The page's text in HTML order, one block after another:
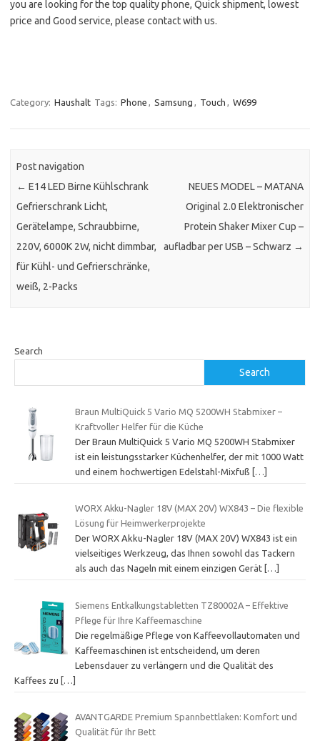
you are looking for the top quality phone, Quick shipment, lowest
price and Good service, please contact with us.
Category: Haushalt Tags: Phone , Samsung , Touch , W699
Post navigation
← E14 LED Birne Kühlschrank
Gefrierschrank Licht,
Gerätelampe, Schraubbirne,
220V, 6000K 2W, nicht dimmbar,
für Kühl- und Gefrierschränke,
weiß, 2-Packs
NEUES MODEL – MATANA
Original 2.0 Elektronischer
Protein Shaker Mixer Cup –
aufladbar per USB – Schwarz →
Search
Search
Braun MultiQuick 5 Vario MQ 5200WH Stabmixer –
Kraftvoller Helfer für die Küche
Der Braun MultiQuick 5 Vario MQ 5200WH Stabmixer
ist ein leistungsstarker Küchenhelfer, der mit 1000 Watt
und einem hochwertigen Edelstahl-Mixfuß
[…]
WORX Akku-Nagler 18V (MAX 20V) WX843 – Die flexible
Lösung für Heimwerkerprojekte
Der WORX Akku-Nagler 18V (MAX 20V) WX843 ist ein
vielseitiges Werkzeug, das Ihnen sowohl das Tackern
als auch das Nageln mit einem einzigen Gerät […]
Siemens Entkalkungstabletten TZ80002A – Effektive
Pflege für Ihre Kaffeemaschine
Die regelmäßige Pflege von Kaffeevollautomaten und
Kaffeemaschinen ist entscheidend, um deren
Lebensdauer zu verlängern und die Qualität des
Kaffees zu
[…]
AVANTGARDE Premium Spannbettlaken: Komfort und
Qualität für Ihr Bett